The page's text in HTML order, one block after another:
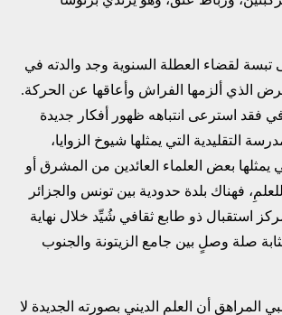
تبسة لقضاء العطلة السنوية وجد والدته في
الذي ألزمها ‏الفراش وأعاقها عن الحركة.
فقد استرعى انتباهه ظهور أفكار جديدة
التقليدية التي يمثلها شيوخ الزوايا،
يمثلها بعض العلماء ‏العائدين من المشرق أو
فهناك بلدة حدودية بين تونس والجزائر
استقبال ذو طابع ثقافي شُيِّد خلال نهاية
بمثابة صلة وصلٍ بين ‏جامع الزيتونة والجنوب
المراهق أن العلم الديني بصورته الجديدة لا